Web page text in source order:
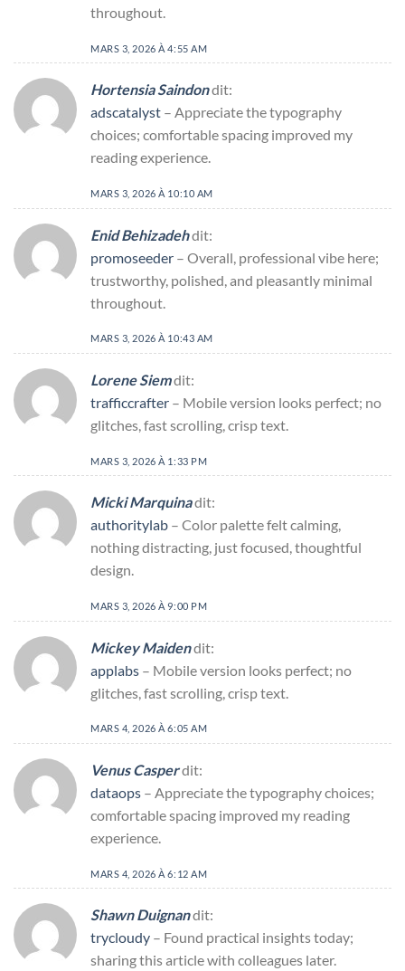
throughout.
MARS 3, 2026 À 4:55 AM
Hortensia Saindondit:
adscatalyst – Appreciate the typography
choices; comfortable spacing improved my
reading experience.
MARS 3, 2026 À 10:10 AM
Enid Behizadehdit:
promoseeder – Overall, professional vibe here;
trustworthy, polished, and pleasantly minimal
throughout.
MARS 3, 2026 À 10:43 AM
Lorene Siemdit:
trafficcrafter – Mobile version looks perfect; no
glitches, fast scrolling, crisp text.
MARS 3, 2026 À 1:33 PM
Micki Marquinadit:
authoritylab – Color palette felt calming,
nothing distracting, just focused, thoughtful
design.
MARS 3, 2026 À 9:00 PM
Mickey Maidendit:
applabs – Mobile version looks perfect; no
glitches, fast scrolling, crisp text.
MARS 4, 2026 À 6:05 AM
Venus Casperdit:
dataops – Appreciate the typography choices;
comfortable spacing improved my reading
experience.
MARS 4, 2026 À 6:12 AM
Shawn Duignandit:
trycloudy – Found practical insights today;
sharing this article with colleagues later.